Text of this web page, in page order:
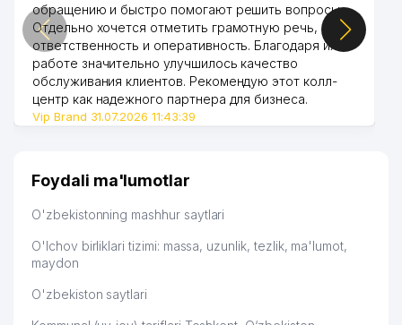
обращению и быстро помогают решить вопросы.
Отдельно хочется отметить грамотную речь,
ответственность и оперативность. Благодаря их
работе значительно улучшилось качество
обслуживания клиентов. Рекомендую этот колл-
центр как надежного партнера для бизнеса.
Vip Brand 31.07.2026 11:43:39
Foydali ma'lumotlar
O'zbekistonning mashhur saytlari
O'lchov birliklari tizimi: massa, uzunlik, tezlik, ma'lumot,
maydon
O'zbekiston saytlari